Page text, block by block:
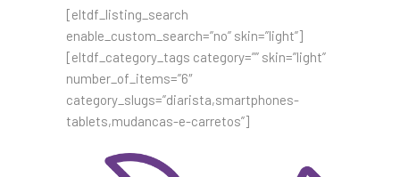
[eltdf_listing_search
enable_custom_search=”no” skin=”light”]
[eltdf_category_tags category=”” skin=”light”
number_of_items=”6″
category_slugs=”diarista,smartphones-
tablets,mudancas-e-carretos”]